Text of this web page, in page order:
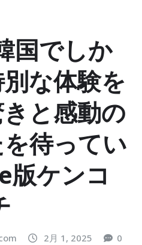
国でしか
な体験を
と感動の
待ってい
ケンコ
2月 1, 2025 0